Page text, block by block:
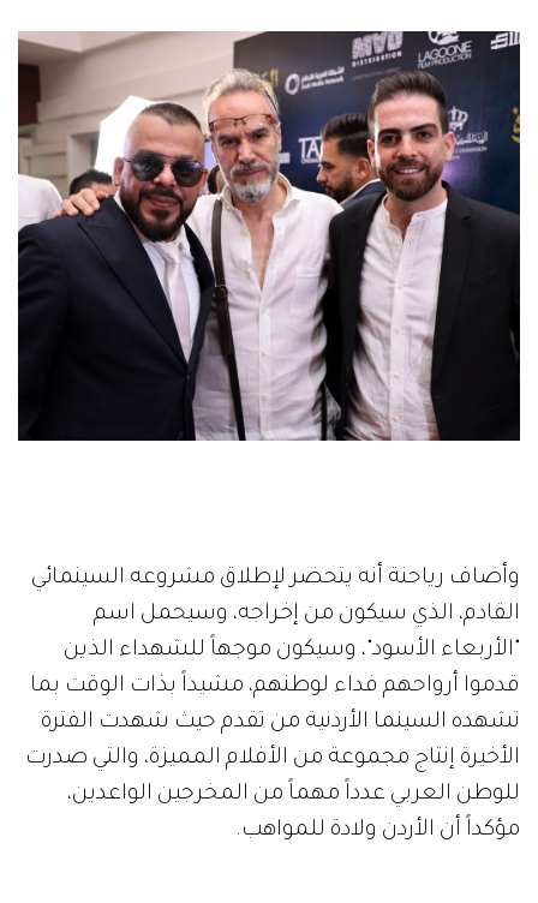
وأضاف رياحنة أنه يتحضر لإطلاق مشروعه السينمائي
القادم، الذي سيكون من إخراجه، وسيحمل اسم
"الأربعاء الأسود"، وسيكون موجهاً للشهداء الذين
قدموا أرواحهم فداء لوطنهم، مشيداً بذات الوقت بما
تشهده السينما الأردنية من تقدم حيث شهدت الفترة
الأخيرة إنتاج مجموعة من الأفلام المميزة، والتي صدرت
للوطن العربي عدداً مهماً من المخرجين الواعدين،
مؤكداً أن الأردن ولادة للمواهب.